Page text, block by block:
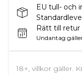
EU tull- och
Rätt till
Undantag
18+, villkor gäller.